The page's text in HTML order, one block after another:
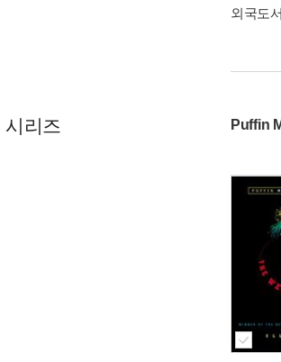
외국도
시리즈 Puffin